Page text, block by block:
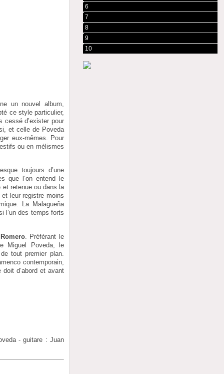
un nouvel album,
ce style particulier,
cessé d’exister pour
et celle de Poveda
eux-mêmes. Pour
ou en mélismes
toujours d’une
que l’on entend le
et retenue ou dans la
leur registre moins
La Malagueña
l’un des temps forts
. Préférant le
Miguel Poveda, le
tout premier plan.
contemporain,
d’abord et avant
- guitare : Juan
6
7
8
9
10